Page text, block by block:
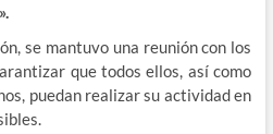
se mantuvo una reunión con los
que todos ellos, así como
puedan realizar su actividad en